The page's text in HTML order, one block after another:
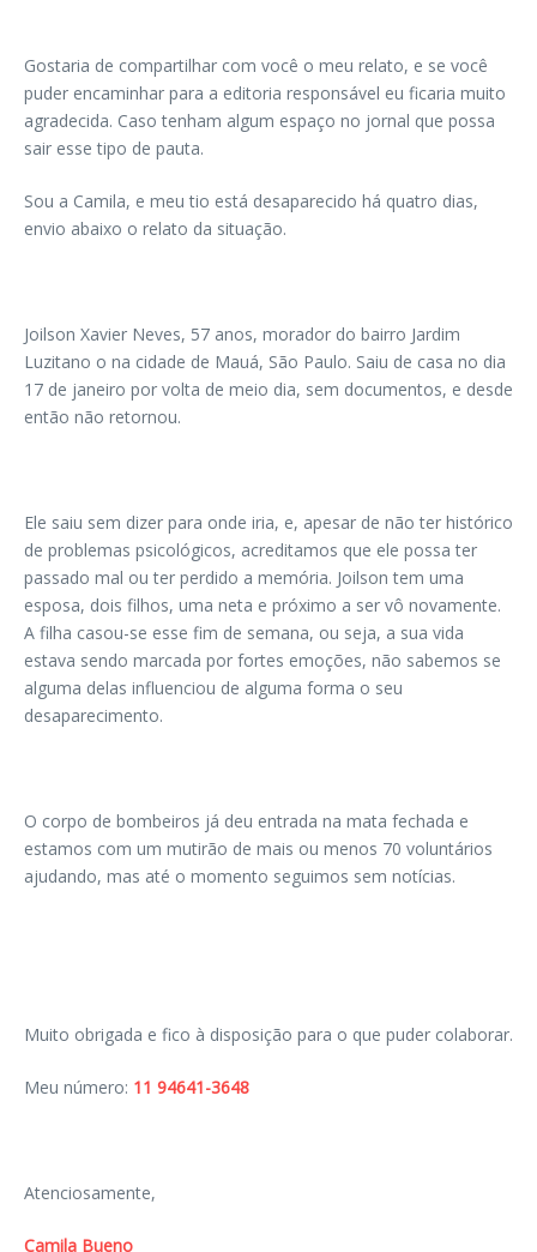
Gostaria de compartilhar com você o meu relato, e se você
puder encaminhar para a editoria responsável eu ficaria muito
agradecida. Caso tenham algum espaço no jornal que possa
sair esse tipo de pauta.
Sou a Camila, e meu tio está desaparecido há quatro dias,
envio abaixo o relato da situação.
Joilson Xavier Neves, 57 anos, morador do bairro Jardim
Luzitano o na cidade de Mauá, São Paulo. Saiu de casa no dia
17 de janeiro por volta de meio dia, sem documentos, e desde
então não retornou.
Ele saiu sem dizer para onde iria, e, apesar de não ter histórico
de problemas psicológicos, acreditamos que ele possa ter
passado mal ou ter perdido a memória. Joilson tem uma
esposa, dois filhos, uma neta e próximo a ser vô novamente.
A filha casou-se esse fim de semana, ou seja, a sua vida
estava sendo marcada por fortes emoções, não sabemos se
alguma delas influenciou de alguma forma o seu
desaparecimento.
O corpo de bombeiros já deu entrada na mata fechada e
estamos com um mutirão de mais ou menos 70 voluntários
ajudando, mas até o momento seguimos sem notícias.
Muito obrigada e fico à disposição para o que puder colaborar.
Meu número: 11 94641-3648
Atenciosamente,
Camila Bueno